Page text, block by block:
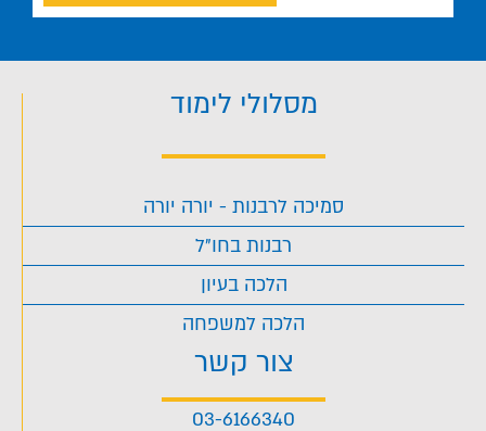
מסלולי לימוד
סמיכה לרבנות - יורה יורה
רבנות בחו"ל
הלכה בעיון
הלכה למשפחה
צור קשר
03-6166340